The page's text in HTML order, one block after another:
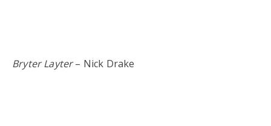
Bryter Layter– Nick Drake